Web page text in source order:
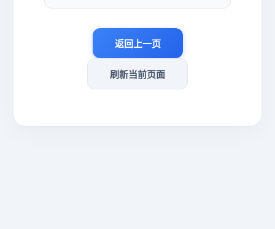
返回上一页
刷新当前页面